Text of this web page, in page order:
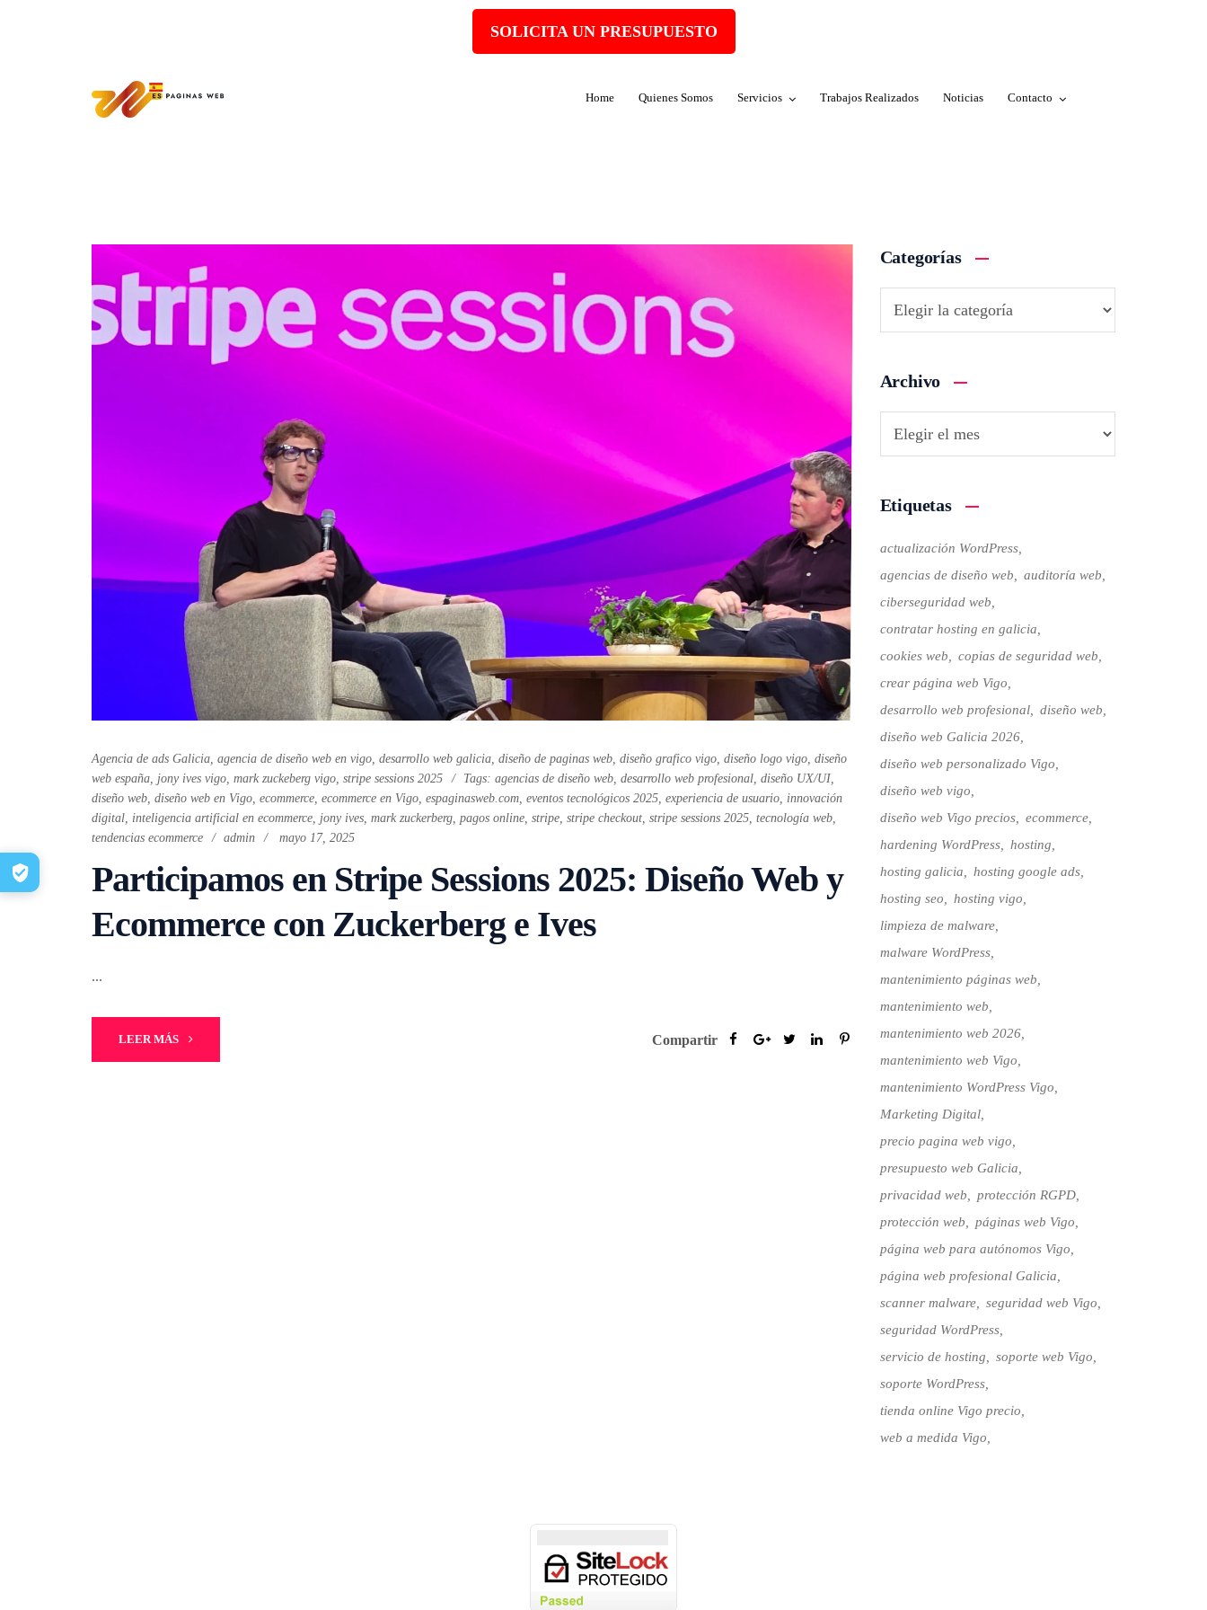
SOLICITA UN PRESUPUESTO
Home Quienes Somos Servicios Trabajos Realizados Noticias Contacto
Agencia de ads Galicia agencia de diseño web en vigo desarrollo web galicia diseño de paginas web diseño grafico vigo diseño logo vigo diseño
web españa jony ives vigo mark zuckeberg vigo stripe sessions 2025 Tags: agencias de diseño web desarrollo web profesional diseño UX/UI
diseño web diseño web en Vigo ecommerce ecommerce en Vigo espaginasweb.com eventos tecnológicos 2025 experiencia de usuario innovación
digital inteligencia artificial en ecommerce jony ives mark zuckerberg pagos online stripe stripe checkout stripe sessions 2025 tecnología web
tendencias ecommerce
admin mayo 17, 2025
Participamos en Stripe Sessions 2025: Diseño Web y
Ecommerce con Zuckerberg e Ives
...
LEER MÁS Compartir
Categorías
Archivo
Etiquetas
actualización WordPress
agencias de diseño web
auditoría web
ciberseguridad web
contratar hosting en galicia
cookies web
copias de seguridad web
crear página web Vigo
desarrollo web profesional
diseño web
diseño web Galicia 2026
diseño web personalizado Vigo
diseño web vigo
diseño web Vigo precios
ecommerce
hardening WordPress
hosting
hosting galicia
hosting google ads
hosting seo
hosting vigo
limpieza de malware
malware WordPress
mantenimiento páginas web
mantenimiento web
mantenimiento web 2026
mantenimiento web Vigo
mantenimiento WordPress Vigo
Marketing Digital
precio pagina web vigo
presupuesto web Galicia
privacidad web
protección RGPD
protección web
páginas web Vigo
página web para autónomos Vigo
página web profesional Galicia
scanner malware
seguridad web Vigo
seguridad WordPress
servicio de hosting
soporte web Vigo
soporte WordPress
tienda online Vigo precio
web a medida Vigo